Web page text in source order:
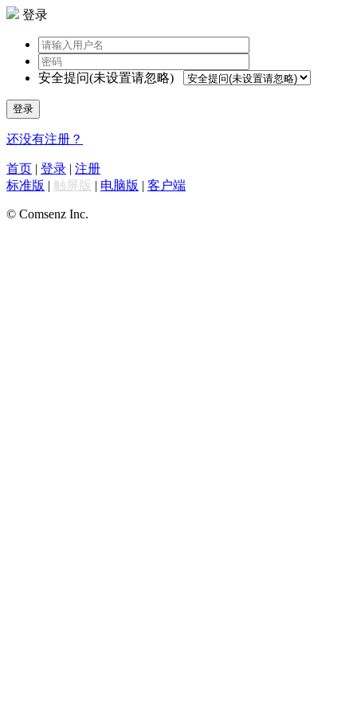
登录
安全提问(未设置请忽略)
登录
还没有注册？
首页 | 登录 | 注册
标准版 | 触屏版 | 电脑版 | 客户端
© Comsenz Inc.